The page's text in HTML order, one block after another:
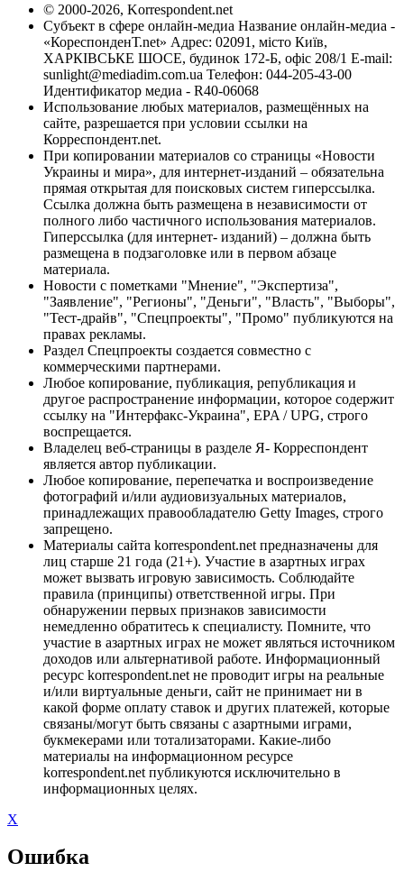
© 2000-2026, Korrespondent.net
Субъект в сфере онлайн-медиа Название онлайн-медиа -
«КореспонденТ.net» Адрес: 02091, місто Київ,
ХАРКІВСЬКЕ ШОСЕ, будинок 172-Б, офіс 208/1 E-mail:
sunlight@mediadim.com.ua Телефон: 044-205-43-00
Идентификатор медиа - R40-06068
Использование любых материалов, размещённых на
сайте, разрешается при условии ссылки на
Корреспондент.net.
При копировании материалов со страницы «Новости
Украины и мира», для интернет-изданий – обязательна
прямая открытая для поисковых систем гиперссылка.
Ссылка должна быть размещена в независимости от
полного либо частичного использования материалов.
Гиперссылка (для интернет- изданий) – должна быть
размещена в подзаголовке или в первом абзаце
материала.
Новости с пометками "Мнение", "Экспертиза",
"Заявление", "Регионы", "Деньги", "Власть", "Выборы",
"Тест-драйв", "Спецпроекты", "Промо" публикуются на
правах рекламы.
Раздел Спецпроекты создается совместно с
коммерческими партнерами.
Любое копирование, публикация, републикация и
другое распространение информации, которое содержит
ссылку на "Интерфакс-Украина", EPA / UPG, строго
воспрещается.
Владелец веб-страницы в разделе Я- Корреспондент
является автор публикации.
Любое копирование, перепечатка и воспроизведение
фотографий и/или аудиовизуальных материалов,
принадлежащих правообладателю Getty Images, строго
запрещено.
Материалы сайта korrespondent.net предназначены для
лиц старше 21 года (21+). Участие в азартных играх
может вызвать игровую зависимость. Соблюдайте
правила (принципы) ответственной игры. При
обнаружении первых признаков зависимости
немедленно обратитесь к специалисту. Помните, что
участие в азартных играх не может являться источником
доходов или альтернативой работе. Информационный
ресурс korrespondent.net не проводит игры на реальные
и/или виртуальные деньги, сайт не принимает ни в
какой форме оплату ставок и других платежей, которые
связаны/могут быть связаны с азартными играми,
букмекерами или тотализаторами. Какие-либо
материалы на информационном ресурсе
korrespondent.net публикуются исключительно в
информационных целях.
X
Ошибка